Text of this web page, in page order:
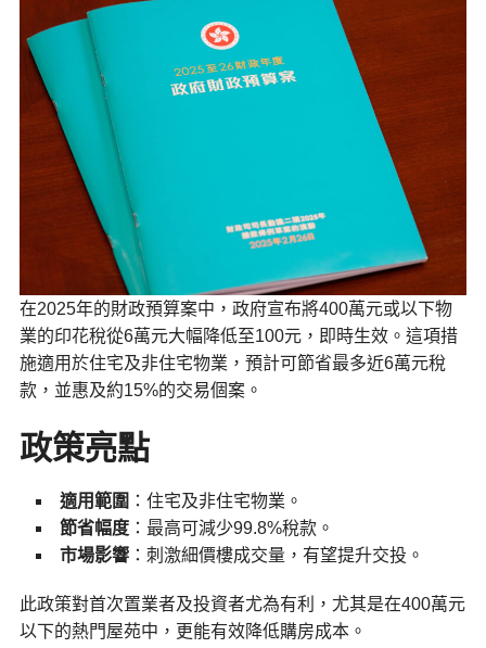
在2025年的財政預算案中，政府宣布將400萬元或以下物
業的印花稅從6萬元大幅降低至100元，即時生效。這項措
施適用於住宅及非住宅物業，預計可節省最多近6萬元稅
款，並惠及約15%的交易個案。
政策亮點
適用範圍 ：住宅及非住宅物業。
節省幅度：最高可減少99.8%稅款。
市場影響：刺激細價樓成交量，有望提升交投。
此政策對首次置業者及投資者尤為有利，尤其是在400萬元
以下的熱門屋苑中，更能有效降低購房成本。